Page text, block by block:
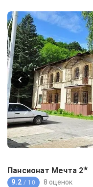
Пансионат Мечта 2★
9.2 / 10 8 оценок